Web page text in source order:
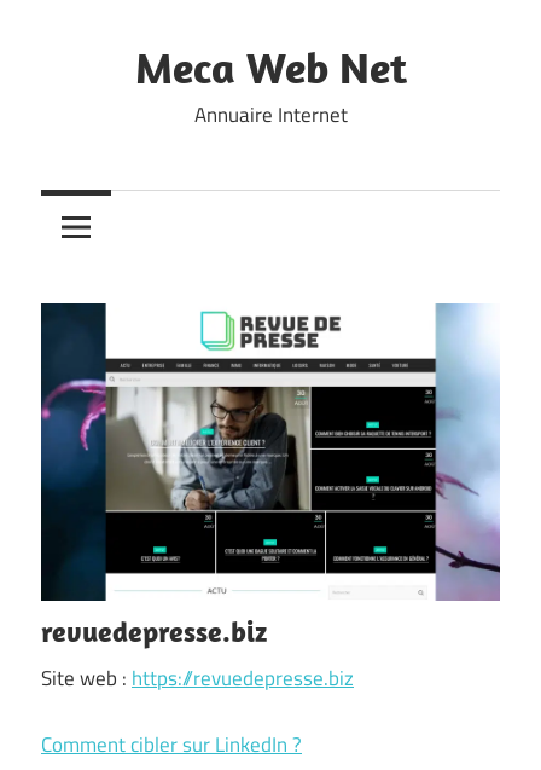
Meca Web Net
Annuaire Internet
revuedepresse.biz
Site web : https://revuedepresse.biz
Comment cibler sur LinkedIn ?